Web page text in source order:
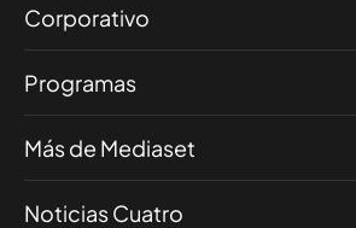
Corporativo
Programas
Más de Mediaset
Noticias Cuatro